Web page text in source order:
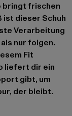
bringt frischen
ist dieser Schuh
Verarbeitung
nur folgen.
Fit
liefert dir ein
gibt, um
der bleibt.